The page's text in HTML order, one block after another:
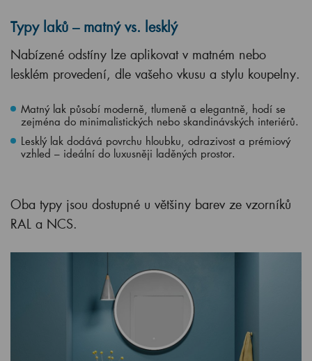
Typy laků – matný vs. lesklý
Nabízené odstíny lze aplikovat v matném nebo
lesklém provedení, dle vašeho vkusu a stylu koupelny.
Matný lak působí moderně, tlumeně a elegantně, hodí se
zejména do minimalistických nebo skandinávských interiérů.
Lesklý lak dodává povrchu hloubku, odrazivost a prémiový
vzhled – ideální do luxusněji laděných prostor.
Oba typy jsou dostupné u většiny barev ze vzorníků
RAL a NCS.